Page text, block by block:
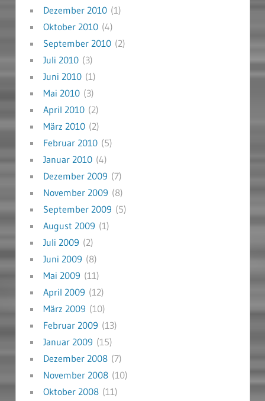
Dezember 2010(1)
Oktober 2010(4)
September 2010(2)
Juli 2010(3)
Juni 2010(1)
Mai 2010(3)
April 2010(2)
März 2010(2)
Februar 2010(5)
Januar 2010(4)
Dezember 2009 (7)
November 2009 (8)
September 2009 (5)
August 2009 (1)
Juli 2009 (2)
Juni 2009 (8)
Mai 2009 (11)
April 2009 (12)
März 2009 (10)
Februar 2009 (13)
Januar 2009 (15)
Dezember 2008(7)
November 2008(10)
Oktober 2008(11)